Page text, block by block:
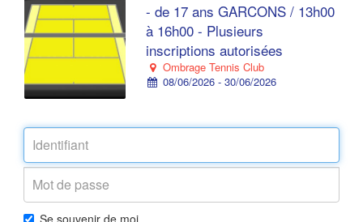
- de 17 ans GARCONS / 13h00
à 16h00 - Plusieurs
inscriptions autorisées
Ombrage Tennis Club
08/06/2026 - 30/06/2026
Se souvenir de moi